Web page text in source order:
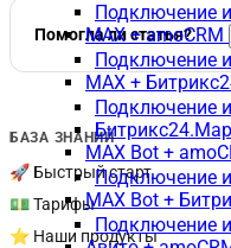
Подключение
MAX + amoCRM
Подключение
MAX +
Подключение
MAX Bot +
Подключение
MAX Bot +
Подключение
Помогла ли статья?
БАЗА ЗНАНИЙ
🚀 Быстрый старт
💵 Тарифы
⭐ Наши продукты